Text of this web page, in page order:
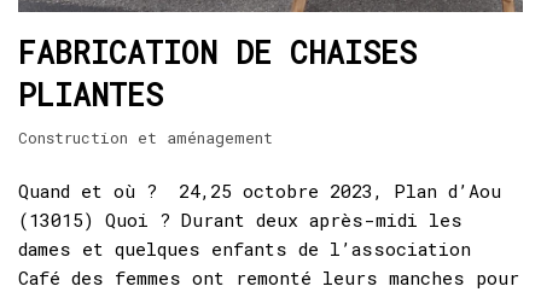
FABRICATION DE CHAISES
PLIANTES
Construction et aménagement
Quand et où ? 24,25 octobre 2023, Plan d’Aou
(13015) Quoi ? Durant deux après-midi les
dames et quelques enfants de l’association
Café des femmes ont remonté leurs manches pour